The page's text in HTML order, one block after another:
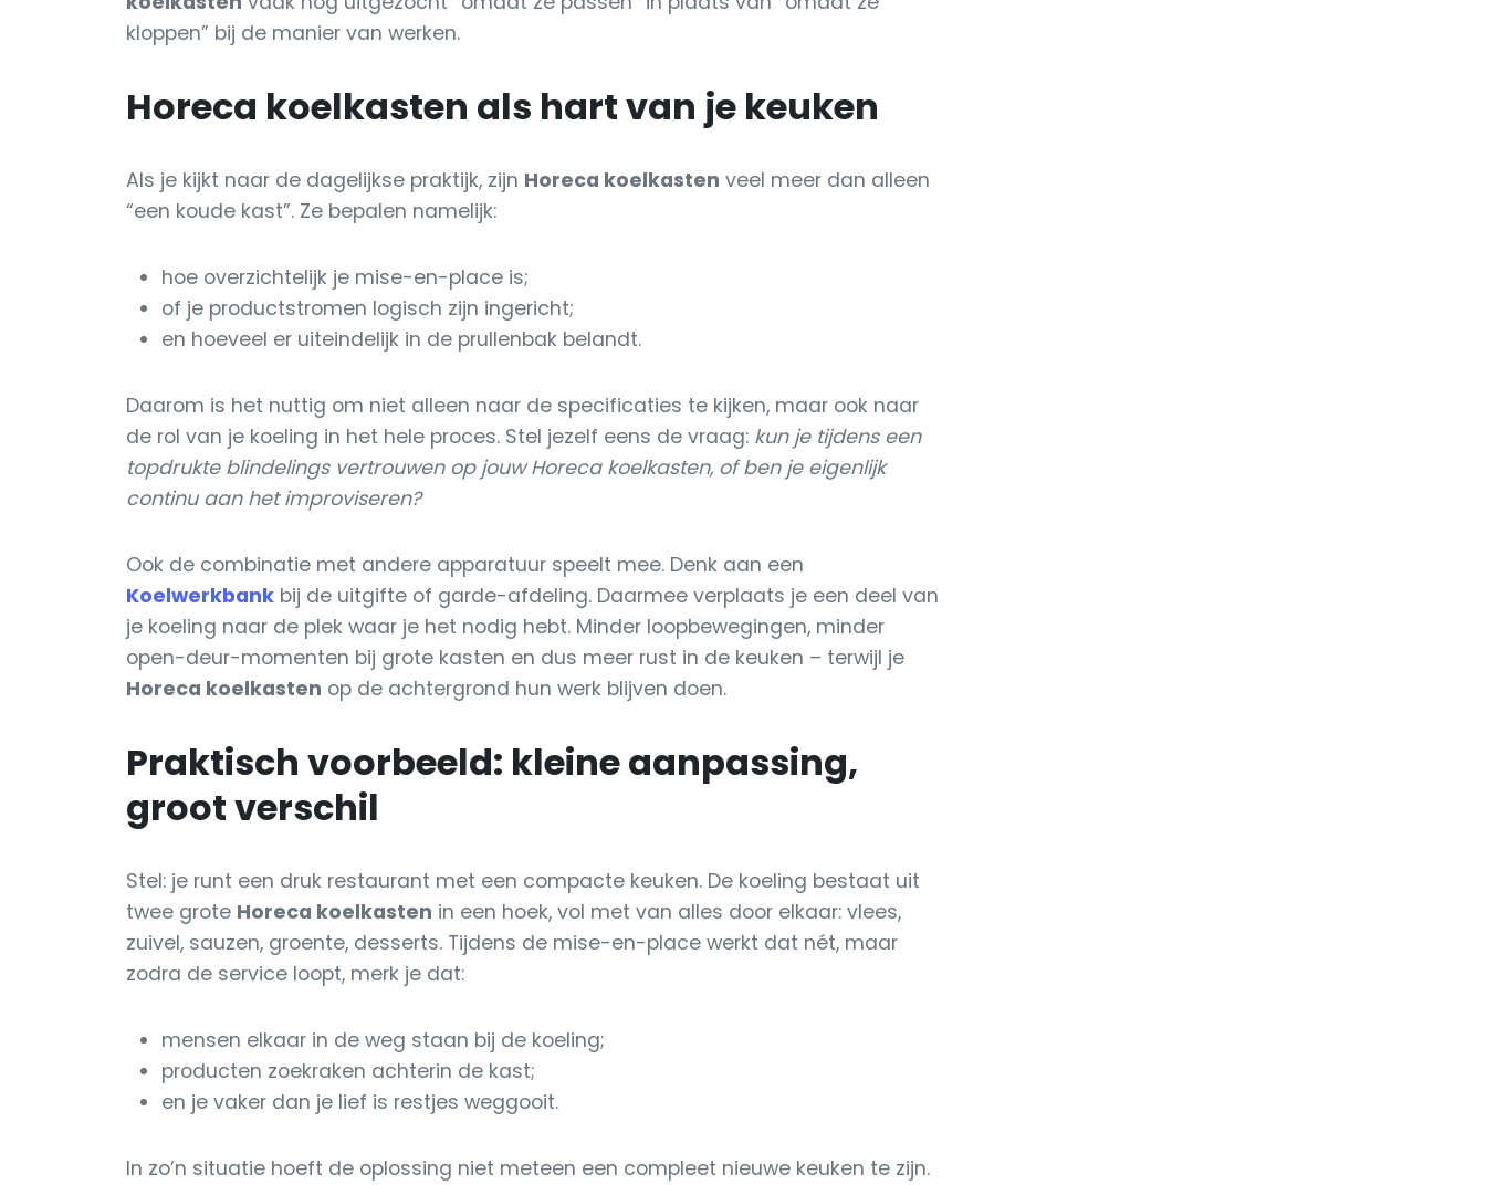
kloppen” bij de manier van werken.
Horeca koelkasten als hart van je keuken
Als je kijkt naar de dagelijkse praktijk, zijn Horeca koelkasten veel meer dan alleen
“een koude kast”. Ze bepalen namelijk:
hoe overzichtelijk je mise-en-place is;
of je productstromen logisch zijn ingericht;
en hoeveel er uiteindelijk in de prullenbak belandt.
Daarom is het nuttig om niet alleen naar de specificaties te kijken, maar ook naar
de rol van je koeling in het hele proces. Stel jezelf eens de vraag: kun je tijdens een
topdrukte blindelings vertrouwen op jouw Horeca koelkasten, of ben je eigenlijk
continu aan het improviseren?
Ook de combinatie met andere apparatuur speelt mee. Denk aan een
Koelwerkbank bij de uitgifte of garde-afdeling. Daarmee verplaats je een deel van
je koeling naar de plek waar je het nodig hebt. Minder loopbewegingen, minder
open-deur-momenten bij grote kasten en dus meer rust in de keuken – terwijl je
Horeca koelkasten op de achtergrond hun werk blijven doen.
Praktisch voorbeeld: kleine aanpassing,
groot verschil
Stel: je runt een druk restaurant met een compacte keuken. De koeling bestaat uit
twee grote Horeca koelkasten in een hoek, vol met van alles door elkaar: vlees,
zuivel, sauzen, groente, desserts. Tijdens de mise-en-place werkt dat nét, maar
zodra de service loopt, merk je dat:
mensen elkaar in de weg staan bij de koeling;
producten zoekraken achterin de kast;
en je vaker dan je lief is restjes weggooit.
In zo’n situatie hoeft de oplossing niet meteen een compleet nieuwe keuken te zijn.